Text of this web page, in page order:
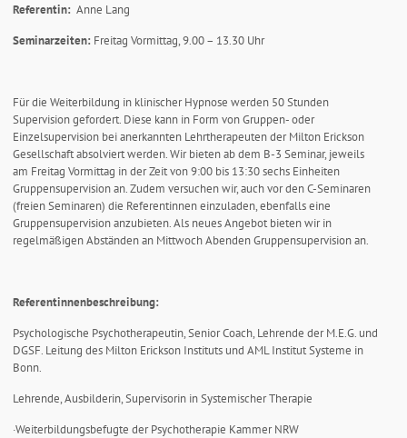
Referentin: Anne Lang
Seminarzeiten: Freitag Vormittag, 9.00 – 13.30 Uhr
Für die Weiterbildung in klinischer Hypnose werden 50 Stunden
Supervision gefordert. Diese kann in Form von Gruppen- oder
Einzelsupervision bei anerkannten Lehrtherapeuten der Milton Erickson
Gesellschaft absolviert werden. Wir bieten ab dem B-3 Seminar, jeweils
am Freitag Vormittag in der Zeit von 9:00 bis 13:30 sechs Einheiten
Gruppensupervision an. Zudem versuchen wir, auch vor den C-Seminaren
(freien Seminaren) die Referentinnen einzuladen, ebenfalls eine
Gruppensupervision anzubieten. Als neues Angebot bieten wir in
regelmäßigen Abständen an Mittwoch Abenden Gruppensupervision an.
Referentinnenbeschreibung:
Psychologische Psychotherapeutin, Senior Coach, Lehrende der M.E.G. und
DGSF. Leitung des Milton Erickson Instituts und AML Institut Systeme in
Bonn.
Lehrende, Ausbilderin, Supervisorin in Systemischer Therapie
·Weiterbildungsbefugte der Psychotherapie Kammer NRW